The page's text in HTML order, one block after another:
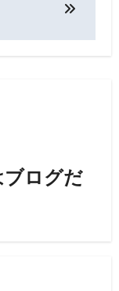
ログだ